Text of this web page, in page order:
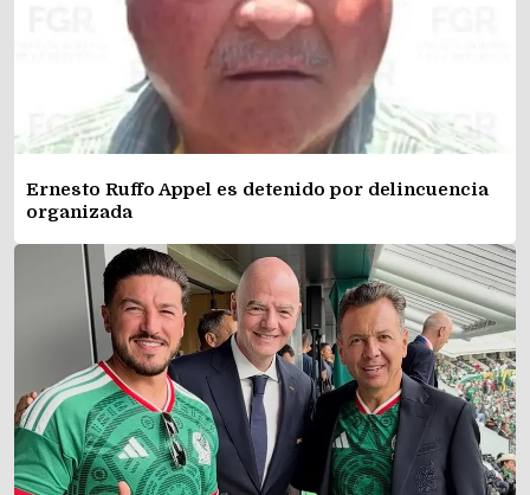
Ernesto Ruffo Appel es detenido por delincuencia
organizada